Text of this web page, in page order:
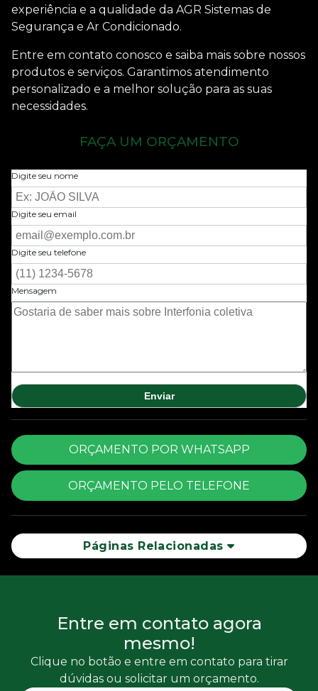
experiência e a qualidade da AGR Sistemas de
Segurança e Ar Condicionado.
Entre em contato conosco e saiba mais sobre nossos
produtos e serviços. Garantimos atendimento
personalizado e a melhor solução para as suas
necessidades.
FAÇA UM ORÇAMENTO
Digite seu nome
Digite seu email
Digite seu telefone
Mensagem
ORÇAMENTO POR WHATSAPP
ORÇAMENTO PELO TELEFONE
Páginas Relacionadas
Entre em contato agora
mesmo!
Clique no botão e entre em contato para tirar
dúvidas ou solicitar um orçamento.